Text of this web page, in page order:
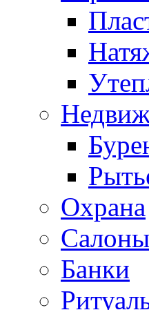
Охрана
Банки